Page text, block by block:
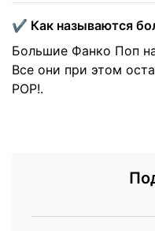
✔️ Как называются
Большие Фанко Поп
Все они при этом
POP!.